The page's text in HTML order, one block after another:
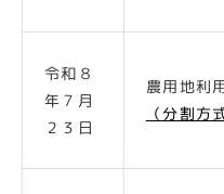
令和８
年７月
２３日
農用地利
（分割方